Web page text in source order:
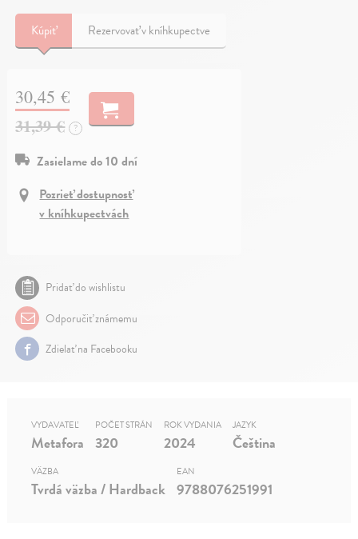
Kúpiť Rezervovať v kníhkupectve
30,45 €
31,39 €
?
Zasielame do 10 dní
Pozrieť dostupnosť
v kníhkupectvách
Pridať do wishlistu
Odporučiť známemu
Zdielať na Facebooku
VYDAVATEĽ
Metafora
POČET STRÁN
320
ROK VYDANIA
2024
JAZYK
Čeština
VÄZBA
Tvrdá väzba / Hardback
EAN
9788076251991